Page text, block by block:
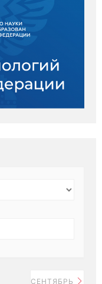
СЕНТЯБРЬ